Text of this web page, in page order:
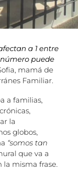
a 1 entre
número puede
mamá de
Familiar.
a familias,
la
globos,
“somos tan
que va a
la misma frase.